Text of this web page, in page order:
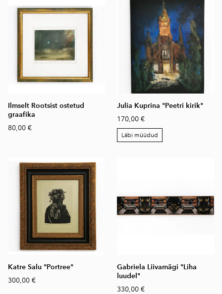
Ilmselt Rootsist ostetud
graafika
80,00 €
Julia Kuprina "Peetri kirik"
170,00 €
Läbi müüdud
Katre Salu "Portree"
300,00 €
Gabriela Liivamägi "Liha
luudel"
330,00 €